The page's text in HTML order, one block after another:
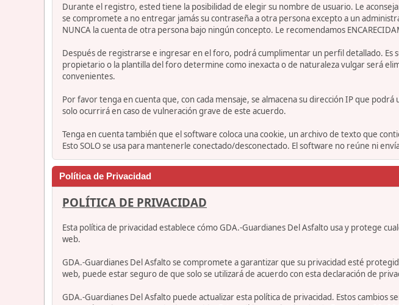
Durante el registro, ested tiene la posibilidad de elegir su nombre de usuario. Le
se compromete a no entregar jamás su contraseña a otra persona excepto a un
NUNCA la cuenta de otra persona bajo ningún concepto. Le recomendamos
Después de registrarse e ingresar en el foro, podrá cumplimentar un perfil detallado.
propietario o la plantilla del foro determine como inexacta o de naturaleza vulgar será
convenientes.
Por favor tenga en cuenta que, con cada mensaje, se almacena su dirección IP que
solo ocurrirá en caso de vulneración grave de este acuerdo.
Tenga en cuenta también que el software coloca una cookie, un archivo de texto que
Esto SOLO se usa para mantenerle conectado/desconectado. El software no reúne ni
Política de Privacidad
POLÍTICA DE PRIVACIDAD
Esta política de privacidad establece cómo GDA.-Guardianes Del Asfalto usa y protege
web.
GDA.-Guardianes Del Asfalto se compromete a garantizar que su privacidad esté
web, puede estar seguro de que solo se utilizará de acuerdo con esta declaración de
GDA.-Guardianes Del Asfalto puede actualizar esta política de privacidad. Estos